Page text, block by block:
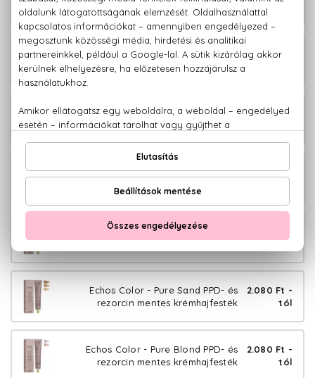
rezorcin mentes krémhajfesték
Echos Color - Copper Gold PPD- és
rezorcin mentes krémhajfesték
2.080 Ft -
Echos Color - Copper Wood PPD- és
rezorcin mentes krémhajfesték
2.080 Ft -
Echos Color - Extra Copper PPD- és
2.080 Ft -
Echos Color - Warm Naturals PPD- és
rezorcin mentes krémhajfesték
tól
Echos Color - Pure Sand PPD- és
rezorcin mentes krémhajfesték
2.080 Ft -
tól
Echos Color - Pure Blond PPD- és
rezorcin mentes krémhajfesték
2.080 Ft -
tól